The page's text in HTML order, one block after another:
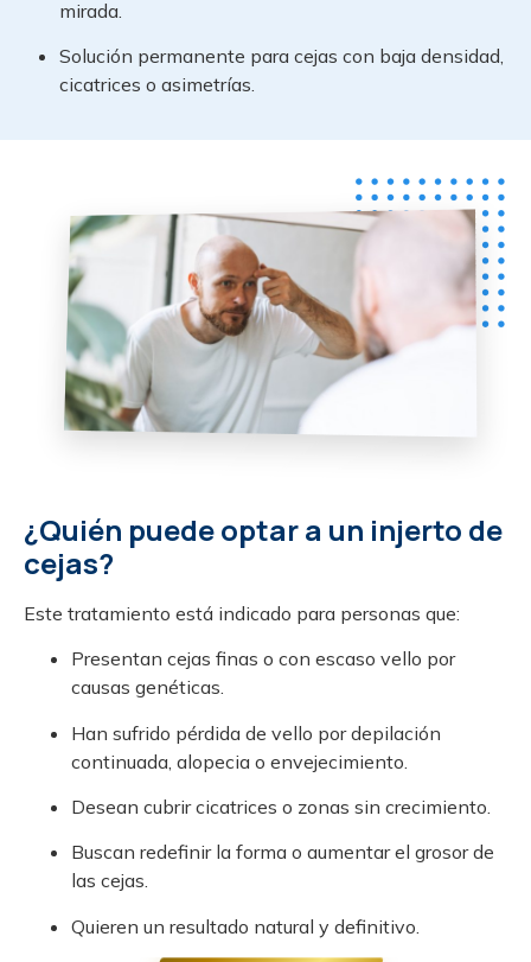
mirada.
Solución permanente para cejas con baja densidad,
cicatrices o asimetrías.
¿Quién puede optar a un injerto de
cejas?
Este tratamiento está indicado para personas que:
Presentan cejas finas o con escaso vello por
causas genéticas.
Han sufrido pérdida de vello por depilación
continuada, alopecia o envejecimiento.
Desean cubrir cicatrices o zonas sin crecimiento.
Buscan redefinir la forma o aumentar el grosor de
las cejas.
Quieren un resultado natural y definitivo.